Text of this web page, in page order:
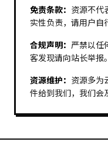
免责条款： 资源不代
实性负责，请用户自
合规声明： 严禁以任
客发现请向站长举报。
资源维护： 资源多为
件给到我们，我们会